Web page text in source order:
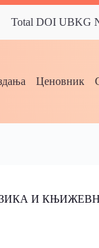
Total DOI UBKG
Ценовник
И